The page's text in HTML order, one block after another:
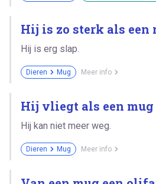
Hij is zo sterk als een
Hij is erg slap.
Dieren Mug Meer info
Hij vliegt als een mug
Hij kan niet meer weg.
Dieren Mug Meer info